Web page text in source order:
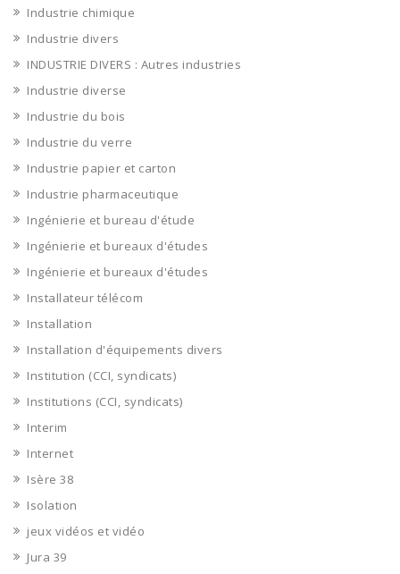
Industrie chimique
Industrie divers
INDUSTRIE DIVERS : Autres industries
Industrie diverse
Industrie du bois
Industrie du verre
Industrie papier et carton
Industrie pharmaceutique
Ingénierie et bureau d'étude
Ingénierie et bureaux d'études
Ingénierie et bureaux d'études
Installateur télécom
Installation
Installation d'équipements divers
Institution (CCI, syndicats)
Institutions (CCI, syndicats)
Interim
Internet
Isère 38
Isolation
jeux vidéos et vidéo
Jura 39